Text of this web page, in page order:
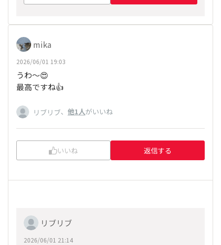
mika
2026/06/01 19:03
うわ～😍
最高ですね👍
リブリブ、 他1人がいいね
いいね 返信する
リブリブ
2026/06/01 21:14